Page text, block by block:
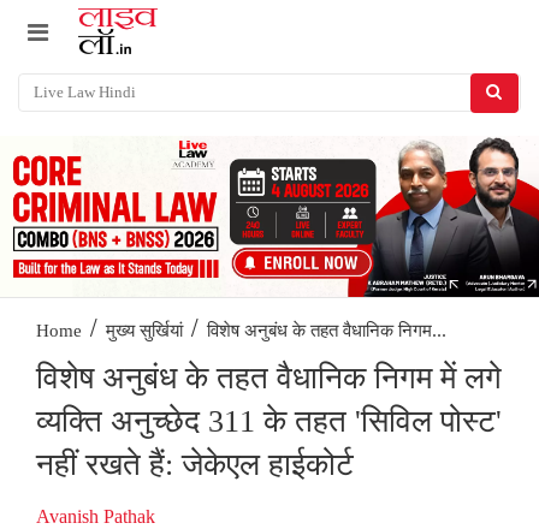
Home / मुख्य सुर्खियां / विशेष अनुबंध के तहत वैधानिक निगम...
विशेष अनुबंध के तहत वैधानिक निगम में लगे
व्यक्ति अनुच्छेद 311 के तहत 'सिविल पोस्ट'
नहीं रखते हैं: जेकेएल हाईकोर्ट
Avanish Pathak